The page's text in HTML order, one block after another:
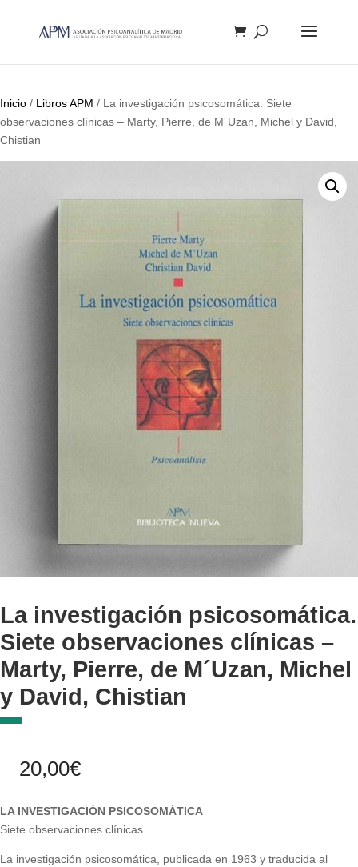
productos
Inicio / Libros APM / La investigación psicosomática. Siete
observaciones clínicas – Marty, Pierre, de M´Uzan, Michel y David,
Chistian
La investigación psicosomática.
Siete observaciones clínicas –
Marty, Pierre, de M´Uzan, Michel
y David, Chistian
20,00€
LA INVESTIGACIÓN PSICOSOMÁTICA
Siete observaciones clínicas
La investigación psicosomática, publicada en 1963 y traducida al